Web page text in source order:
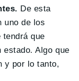
De esta
uno de los
tendrá que
Algo que
y por lo tanto,